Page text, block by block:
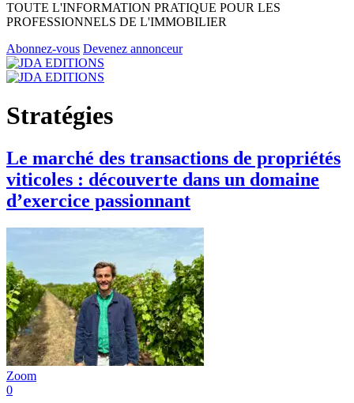
TOUTE L'INFORMATION PRATIQUE POUR LES
PROFESSIONNELS DE L'IMMOBILIER
Abonnez-vous Devenez annonceur
Stratégies
Le marché des transactions de propriétés
viticoles : découverte dans un domaine
d’exercice passionnant
Zoom
0